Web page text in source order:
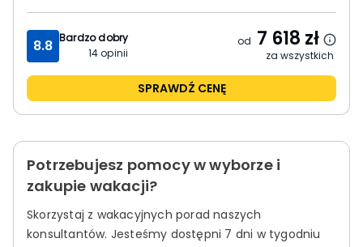
8.8 Bardzo dobry
14opinii
od 7 618 zł
za wszystkich
SPRAWDŹ CENĘ
Potrzebujesz pomocy w wyborze i
zakupie wakacji?
Skorzystaj z wakacyjnych porad naszych
konsultantów. Jesteśmy dostępni 7 dni w tygodniu